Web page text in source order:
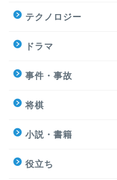
テクノロジー
ドラマ
事件・事故
将棋
小説・書籍
役立ち